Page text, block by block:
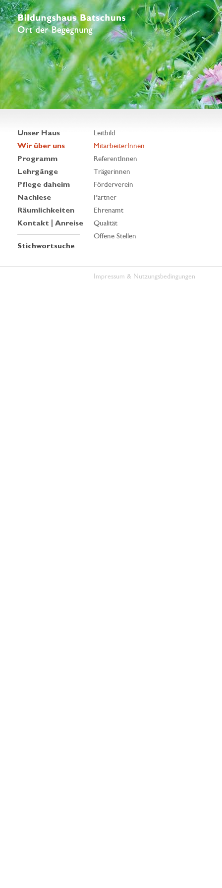
Unser Haus
Wir über uns
Programm
Lehrgänge
Pflege daheim
Nachlese
Räumlichkeiten
Kontakt | Anreise
Stichwortsuche
Leitbild
MitarbeiterInnen
ReferentInnen
Trägerinnen
Förderverein
Partner
Ehrenamt
Qualität
Offene Stellen
Impressum & Nutzungsbedingungen